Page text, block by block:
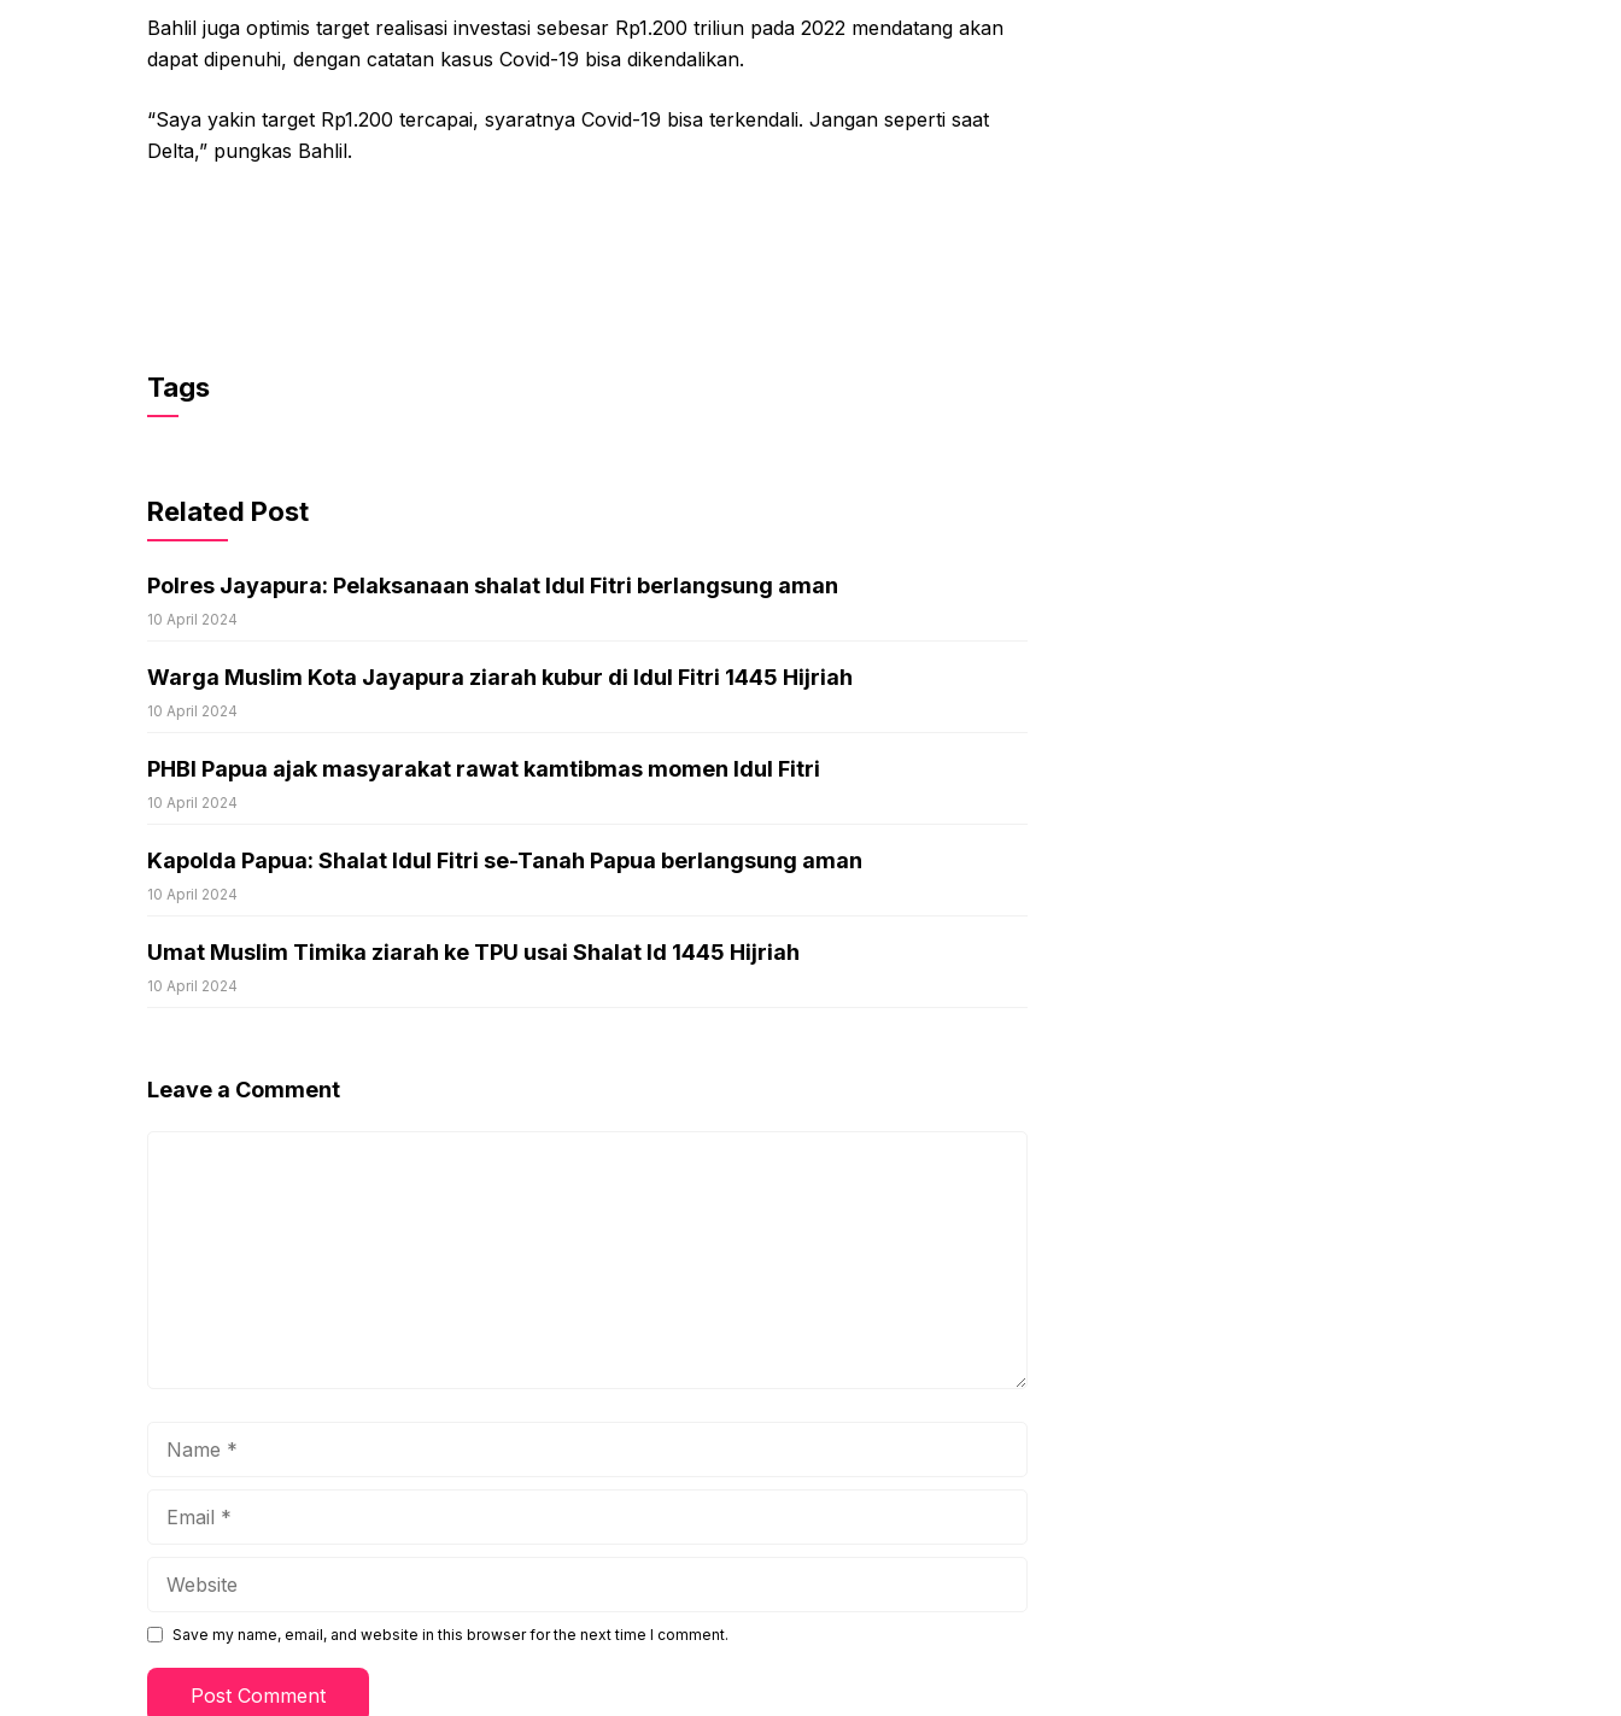
Bahlil juga optimis target realisasi investasi sebesar Rp1.200 triliun pada 2022 mendatang akan
dapat dipenuhi, dengan catatan kasus Covid-19 bisa dikendalikan.
“Saya yakin target Rp1.200 tercapai, syaratnya Covid-19 bisa terkendali. Jangan seperti saat
Delta,” pungkas Bahlil.
Tags
Related Post
Polres Jayapura: Pelaksanaan shalat Idul Fitri berlangsung aman
10 April 2024
Warga Muslim Kota Jayapura ziarah kubur di Idul Fitri 1445 Hijriah
10 April 2024
PHBI Papua ajak masyarakat rawat kamtibmas momen Idul Fitri
10 April 2024
Kapolda Papua: Shalat Idul Fitri se-Tanah Papua berlangsung aman
10 April 2024
Umat Muslim Timika ziarah ke TPU usai Shalat Id 1445 Hijriah
10 April 2024
Leave a Comment
Save my name, email, and website in this browser for the next time I comment.